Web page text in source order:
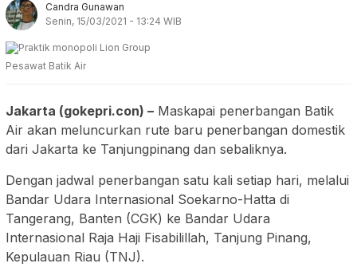
Candra Gunawan
Senin, 15/03/2021 - 13:24 WIB
Pesawat Batik Air
Jakarta (gokepri.con) – Maskapai penerbangan Batik
Air akan meluncurkan rute baru penerbangan domestik
dari Jakarta ke Tanjungpinang dan sebaliknya.
Dengan jadwal penerbangan satu kali setiap hari, melalui
Bandar Udara Internasional Soekarno-Hatta di
Tangerang, Banten (CGK) ke Bandar Udara
Internasional Raja Haji Fisabilillah, Tanjung Pinang,
Kepulauan Riau (TNJ).